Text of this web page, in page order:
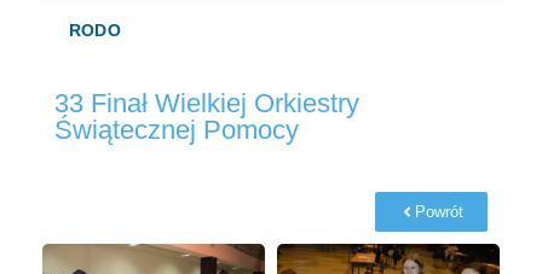
RODO
33 Finał Wielkiej Orkiestry
Świątecznej Pomocy
Powrót